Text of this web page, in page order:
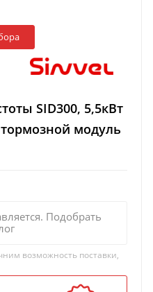
SID300, 5,5кВт
тормозной модуль
Подобрать
возможность поставки,